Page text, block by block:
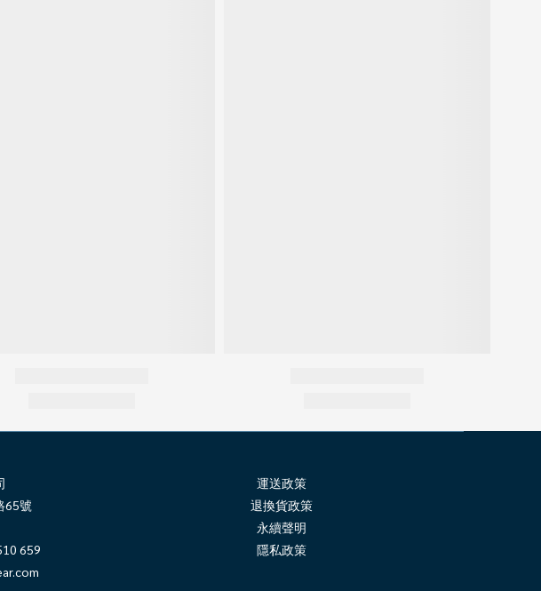
65號
659
運送政策
退換貨政策
永續聲明
隱私政策